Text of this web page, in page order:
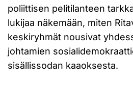
poliittisen pelitilanteen
lukijaa näkemään, miten
keskiryhmät nousivat
johtamien
sisällissodan kaaoksesta.